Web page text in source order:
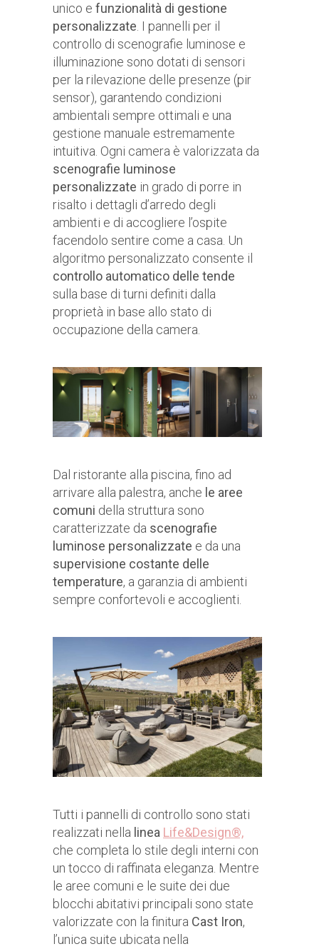
unico e funzionalità di gestione
personalizzate. I pannelli per il
controllo di scenografie luminose e
illuminazione sono dotati di sensori
per la rilevazione delle presenze (pir
sensor), garantendo condizioni
ambientali sempre ottimali e una
gestione manuale estremamente
intuitiva. Ogni camera è valorizzata da
scenografie luminose
personalizzate in grado di porre in
risalto i dettagli d’arredo degli
ambienti e di accogliere l’ospite
facendolo sentire come a casa. Un
algoritmo personalizzato consente il
controllo automatico delle tende
sulla base di turni definiti dalla
proprietà in base allo stato di
occupazione della camera.
Dal ristorante alla piscina, fino ad
arrivare alla palestra, anche le aree
comuni della struttura sono
caratterizzate da scenografie
luminose personalizzate e da una
supervisione costante delle
temperature, a garanzia di ambienti
sempre confortevoli e accoglienti.
Tutti i pannelli di controllo sono stati
realizzati nella linea Life&Design®,
che completa lo stile degli interni con
un tocco di raffinata eleganza. Mentre
le aree comuni e le suite dei due
blocchi abitativi principali sono state
valorizzate con la finitura Cast Iron,
l’unica suite ubicata nella